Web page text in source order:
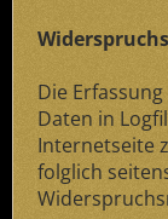
Die
Daten in
Internetseite
folglich